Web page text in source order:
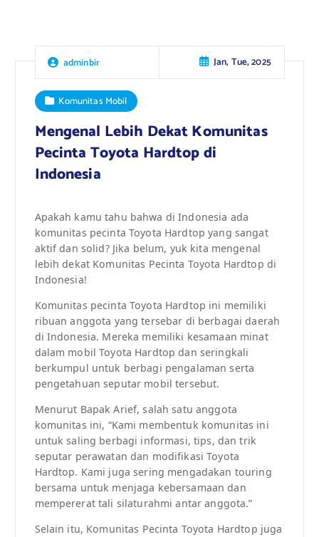
adminbir Jan, Tue, 2025
Komunitas Mobil
Mengenal Lebih Dekat Komunitas
Pecinta Toyota Hardtop di
Indonesia
Apakah kamu tahu bahwa di Indonesia ada
komunitas pecinta Toyota Hardtop yang sangat
aktif dan solid? Jika belum, yuk kita mengenal
lebih dekat Komunitas Pecinta Toyota Hardtop di
Indonesia!
Komunitas pecinta Toyota Hardtop ini memiliki
ribuan anggota yang tersebar di berbagai daerah
di Indonesia. Mereka memiliki kesamaan minat
dalam mobil Toyota Hardtop dan seringkali
berkumpul untuk berbagi pengalaman serta
pengetahuan seputar mobil tersebut.
Menurut Bapak Arief, salah satu anggota
komunitas ini, “Kami membentuk komunitas ini
untuk saling berbagi informasi, tips, dan trik
seputar perawatan dan modifikasi Toyota
Hardtop. Kami juga sering mengadakan touring
bersama untuk menjaga kebersamaan dan
mempererat tali silaturahmi antar anggota.”
Selain itu, Komunitas Pecinta Toyota Hardtop juga